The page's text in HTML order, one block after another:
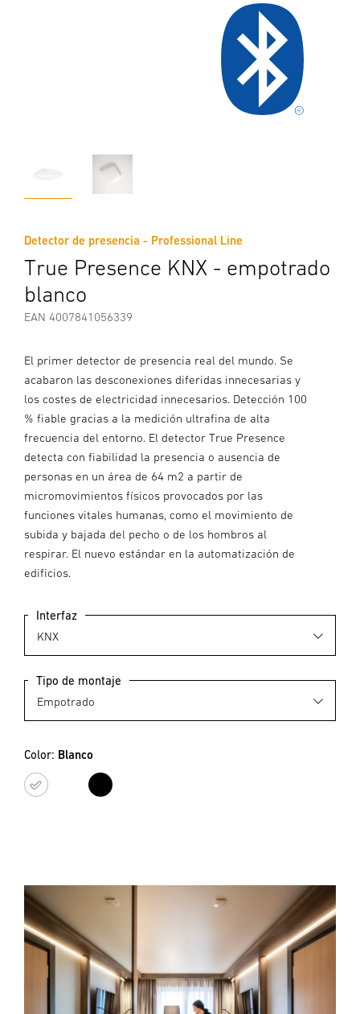
Detector de presencia - Professional Line
True Presence KNX - empotrado
blanco
EAN 4007841056339
El primer detector de presencia real del mundo. Se
acabaron las desconexiones diferidas innecesarias y
los costes de electricidad innecesarios. Detección 100
% fiable gracias a la medición ultrafina de alta
frecuencia del entorno. El detector True Presence
detecta con fiabilidad la presencia o ausencia de
personas en un área de 64 m2 a partir de
micromovimientos físicos provocados por las
funciones vitales humanas, como el movimiento de
subida y bajada del pecho o de los hombros al
respirar. El nuevo estándar en la automatización de
edificios.
Interfaz
Tipo de montaje
Color: Blanco
BlancoNegro